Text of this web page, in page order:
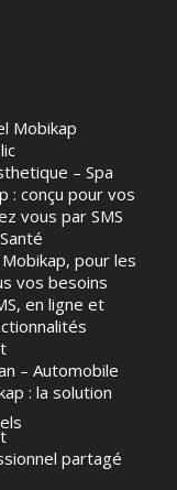
Mobikap
– Spa
: conçu pour vos
vous par SMS
pour les
vos besoins
en ligne et
– Automobile
: la solution
partagé